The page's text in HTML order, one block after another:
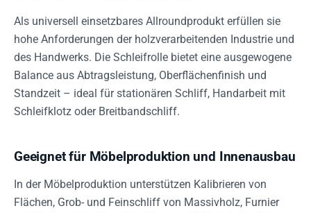
Als universell einsetzbares Allroundprodukt erfüllen sie
hohe Anforderungen der holzverarbeitenden Industrie und
des Handwerks. Die Schleifrolle bietet eine ausgewogene
Balance aus Abtragsleistung, Oberflächenfinish und
Standzeit – ideal für stationären Schliff, Handarbeit mit
Schleifklotz oder Breitbandschliff.
Geeignet für Möbelproduktion und Innenausbau
In der Möbelproduktion unterstützen Kalibrieren von
Flächen, Grob- und Feinschliff von Massivholz, Furnier